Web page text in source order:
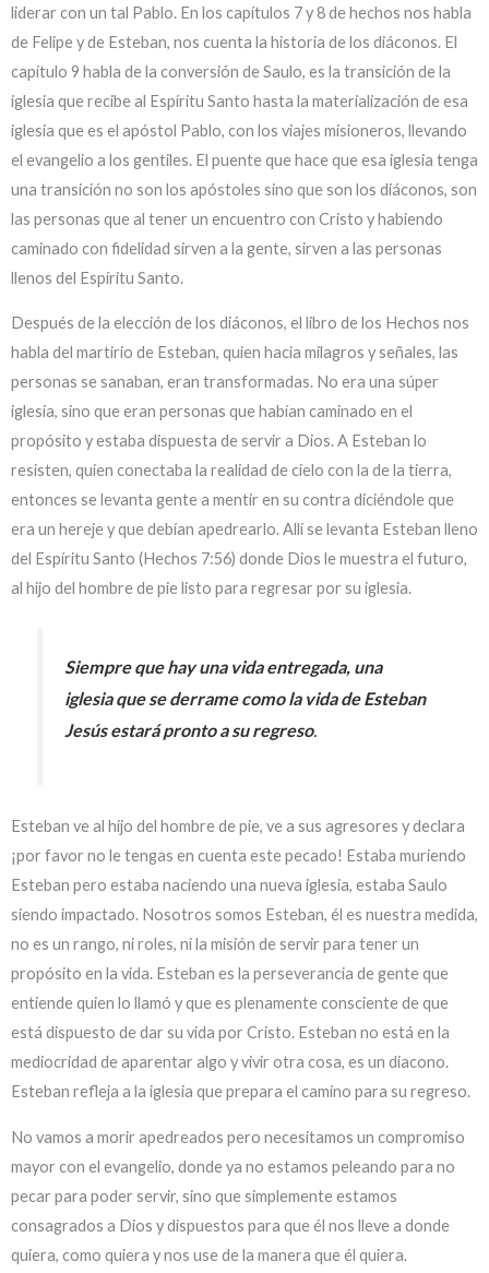
liderar con un tal Pablo. En los capítulos 7 y 8 de hechos nos habla
de Felipe y de Esteban, nos cuenta la historia de los diáconos. El
capítulo 9 habla de la conversión de Saulo, es la transición de la
iglesia que recibe al Espíritu Santo hasta la materialización de esa
iglesia que es el apóstol Pablo, con los viajes misioneros, llevando
el evangelio a los gentiles. El puente que hace que esa iglesia tenga
una transición no son los apóstoles sino que son los diáconos, son
las personas que al tener un encuentro con Cristo y habiendo
caminado con fidelidad sirven a la gente, sirven a las personas
llenos del Espíritu Santo.
Después de la elección de los diáconos, el libro de los Hechos nos
habla del martirio de Esteban, quien hacia milagros y señales, las
personas se sanaban, eran transformadas. No era una súper
iglesia, sino que eran personas que habían caminado en el
propósito y estaba dispuesta de servir a Dios. A Esteban lo
resisten, quien conectaba la realidad de cielo con la de la tierra,
entonces se levanta gente a mentir en su contra diciéndole que
era un hereje y que debían apedrearlo. Allí se levanta Esteban lleno
del Espíritu Santo (Hechos 7:56) donde Dios le muestra el futuro,
al hijo del hombre de pie listo para regresar por su iglesia.
Siempre que hay una vida entregada, una
iglesia que se derrame como la vida de Esteban
Jesús estará pronto a su regreso.
Esteban ve al hijo del hombre de pie, ve a sus agresores y declara
¡por favor no le tengas en cuenta este pecado! Estaba muriendo
Esteban pero estaba naciendo una nueva iglesia, estaba Saulo
siendo impactado. Nosotros somos Esteban, él es nuestra medida,
no es un rango, ni roles, ni la misión de servir para tener un
propósito en la vida. Esteban es la perseverancia de gente que
entiende quien lo llamó y que es plenamente consciente de que
está dispuesto de dar su vida por Cristo. Esteban no está en la
mediocridad de aparentar algo y vivir otra cosa, es un diacono.
Esteban refleja a la iglesia que prepara el camino para su regreso.
No vamos a morir apedreados pero necesitamos un compromiso
mayor con el evangelio, donde ya no estamos peleando para no
pecar para poder servir, sino que simplemente estamos
consagrados a Dios y dispuestos para que él nos lleve a donde
quiera, como quiera y nos use de la manera que él quiera.